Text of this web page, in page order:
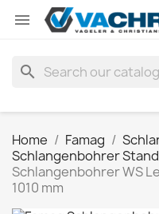

search
Home Famag
Schlangenbohrer
Schlangenbohrer WS
1010 mm